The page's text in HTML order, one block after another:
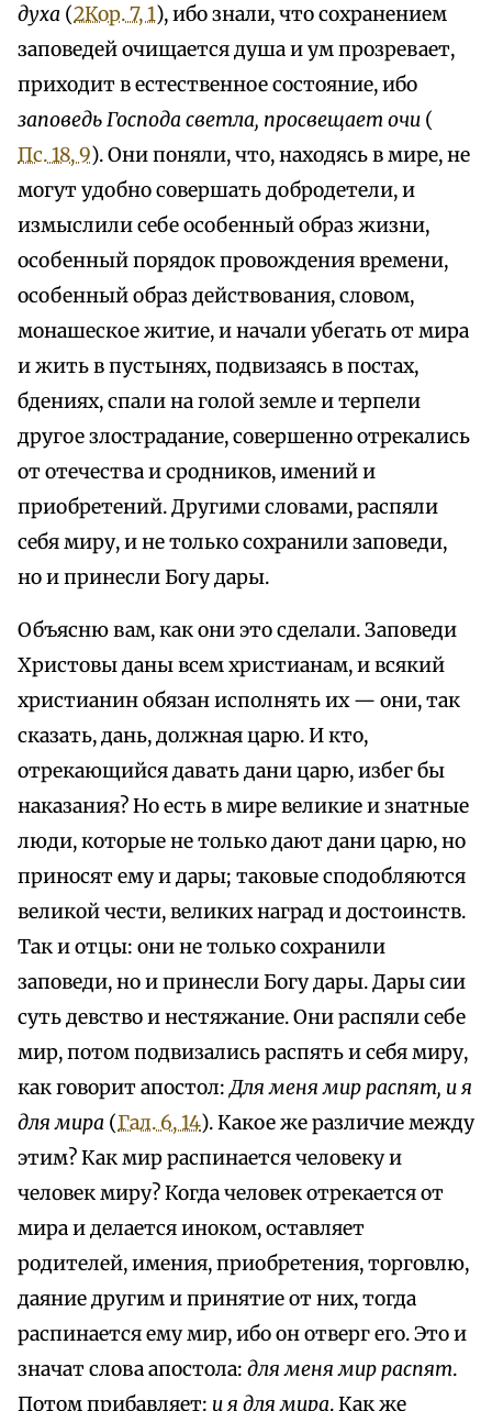
духа (2Кор. 7, 1), ибо знали, что сохранением
заповедей очищается душа и ум прозревает,
приходит в естественное состояние, ибо
заповедь Господа светла, просвещает очи (
Пс. 18, 9). Они поняли, что, находясь в мире, не
могут удобно совершать добродетели, и
измыслили себе особенный образ жизни,
особенный порядок провождения времени,
особенный образ действования, словом,
монашеское житие, и начали убегать от мира
и жить в пустынях, подвизаясь в постах,
бдениях, спали на голой земле и терпели
другое злострадание, совершенно отрекались
от отечества и сродников, имений и
приобретений. Другими словами, распяли
себя миру, и не только сохранили заповеди,
но и принесли Богу дары.
Объясню вам, как они это сделали. Заповеди
Христовы даны всем христианам, и всякий
христианин обязан исполнять их — они, так
сказать, дань, должная царю. И кто,
отрекающийся давать дани царю, избег бы
наказания? Но есть в мире великие и знатные
люди, которые не только дают дани царю, но
приносят ему и дары; таковые сподобляются
великой чести, великих наград и достоинств.
Так и отцы: они не только сохранили
заповеди, но и принесли Богу дары. Дары сии
суть девство и нестяжание. Они распяли себе
мир, потом подвизались распять и себя миру,
как говорит апостол:Для меня мир распят, и я
для мира (Гал. 6, 14). Какое же различие между
этим? Как мир распинается человеку и
человек миру? Когда человек отрекается от
мира и делается иноком, оставляет
родителей, имения, приобретения, торговлю,
даяние другим и принятие от них, тогда
распинается ему мир, ибо он отверг его. Это и
значат слова апостола: для меня мир распят.
Потом прибавляет: и я для мира. Как же